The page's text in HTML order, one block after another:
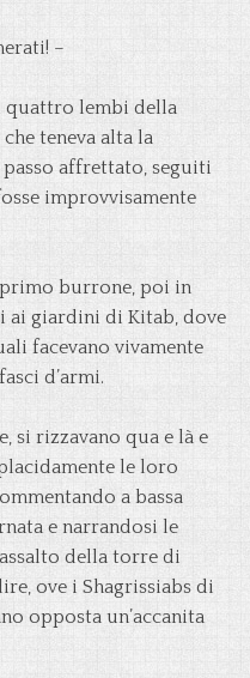
–
lembi della
teneva alta la
affrettato, seguiti
improvvisamente
burrone, poi in
giardini di Kitab, dove
facevano vivamente
d’armi.
si rizzavano qua e là e
le loro
a bassa
e narrandosi le
della torre di
ove i Shagrissiabs di
opposta un’accanita